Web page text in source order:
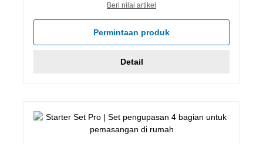
Beri nilai artikel
Permintaan produk
Detail